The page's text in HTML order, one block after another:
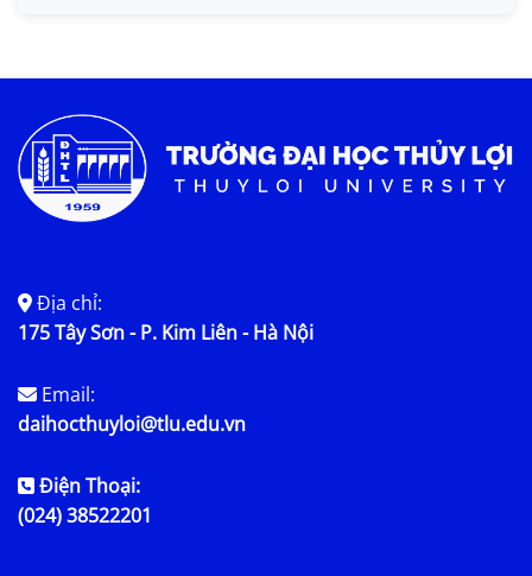
Tin tức chung
Địa chỉ:
175 Tây Sơn - P. Kim Liên - Hà Nội
Email:
daihocthuyloi@tlu.edu.vn
Điện Thoại:
(024) 38522201